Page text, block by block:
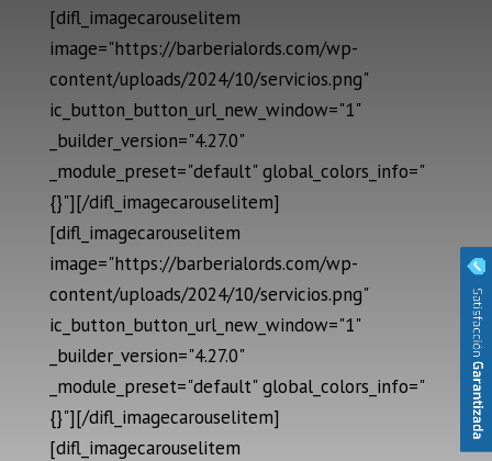
[difl_imagecarouselitem
image="https://barberialords.com/wp-
content/uploads/2024/10/servicios.png"
ic_button_button_url_new_window="1"
_builder_version="4.27.0"
_module_preset="default" global_colors_info="
{}"][/difl_imagecarouselitem]
[difl_imagecarouselitem
image="https://barberialords.com/wp-
content/uploads/2024/10/servicios.png"
ic_button_button_url_new_window="1"
_builder_version="4.27.0"
_module_preset="default" global_colors_info="
{}"][/difl_imagecarouselitem]
[difl_imagecarouselitem